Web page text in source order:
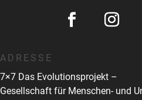
ADRESSE
7×7 Das Evolutionsprojekt –
Gesellschaft für Menschen- und